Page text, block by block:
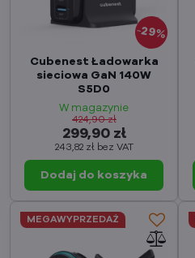
29%
Cubenest Ładowarka
sieciowa GaN 140W
S5D0
W magazynie
299,90 zł
243,82 zł bez VAT
424,90 zł
Dodaj do koszyka
MEGAWYPRZEDAŻ